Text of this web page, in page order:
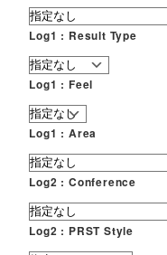
Log1 : Result Type
Log1 : Feel
Log1 : Area
Log2 : Conference
Log2 : PRST Style